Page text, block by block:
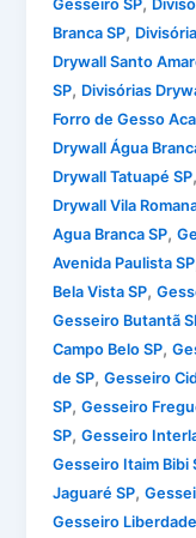
Gesseiro SP
Branca SP,
Drywall Santo
SP, Divisórias
Forro de Gesso
Drywall Água
Drywall Tatuapé SP,
Drywall Vila
Agua Branca SP,
Avenida Paulista SP
Bela Vista SP,
Gesseiro Butantã
Campo Belo SP,
de SP,Gesseiro
SP,Gesseiro
SP,Gesseiro
Gesseiro Itaim Bibi
Jaguaré SP,
Gesseiro